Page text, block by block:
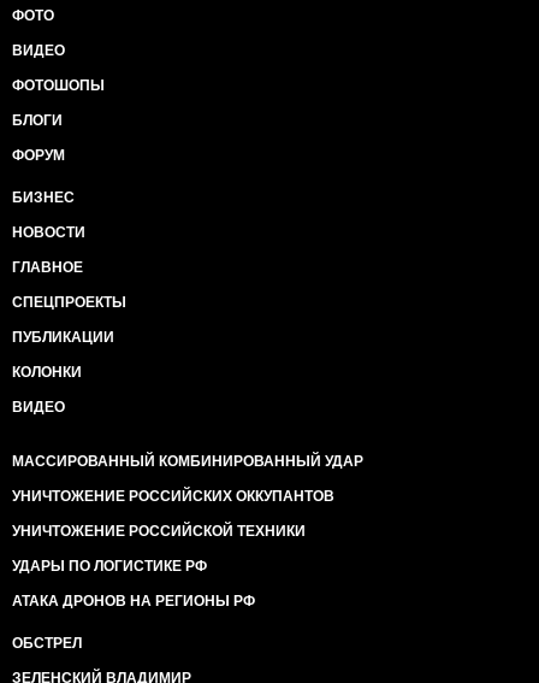
ФОТО
ВИДЕО
ФОТОШОПЫ
БЛОГИ
ФОРУМ
БИЗНЕС
НОВОСТИ
ГЛАВНОЕ
СПЕЦПРОЕКТЫ
ПУБЛИКАЦИИ
КОЛОНКИ
ВИДЕО
МАССИРОВАННЫЙ КОМБИНИРОВАННЫЙ УДАР
УНИЧТОЖЕНИЕ РОССИЙСКИХ ОККУПАНТОВ
УНИЧТОЖЕНИЕ РОССИЙСКОЙ ТЕХНИКИ
УДАРЫ ПО ЛОГИСТИКЕ РФ
АТАКА ДРОНОВ НА РЕГИОНЫ РФ
ОБСТРЕЛ
ЗЕЛЕНСКИЙ ВЛАДИМИР